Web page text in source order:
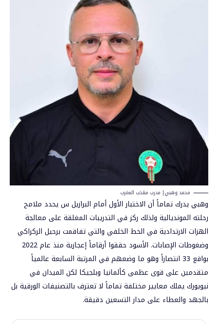
محمد وهبي| مدرب منتخب المغرب
وهبي يدرك تماماً أن الاختبار الأول أمام البرازيل س يحدد ملامح
رحلته المونديالية ولذلك ركز في التدريبات المغلقة على معالجة
الهزات الارتدادية في الخط الخلفي والتي تفاقمت برحيل الركراكي
وضغوطات الإصابات. الأسود حققوا أرقاماً إعجازية منذ عام 2022
بواقع 33 انتصاراً وهو ما وضعهم في المرتبة السابعة عالمياً
متقدمين على قوى عظمى كألمانيا وبلجيكا لكن الميدان في
نيويورك يملك معايير مختلفة تماماً لا تعترف بالتصنيفات الورقية بل
بالجهد والعطاء على مدار التسعين دقيقة.